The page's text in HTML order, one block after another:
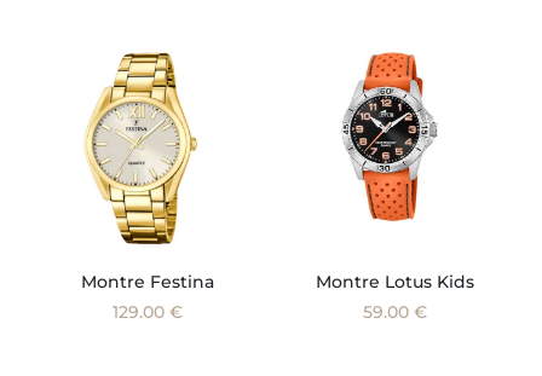
Montre Festina
129.00 €
Montre Lotus Kids
59.00 €